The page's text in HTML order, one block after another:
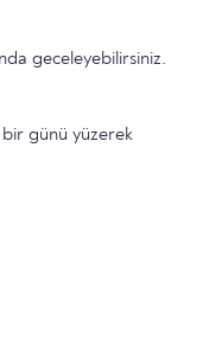
geceleyebilirsiniz.
bir günü yüzerek